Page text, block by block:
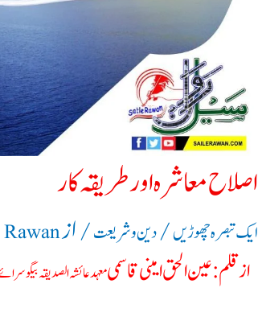
اصلاح معاشرہ اورطریقہ کار
ایک تبصرہ چھوڑیں/دین و شریعت/ از
ازقلم: عین الحق امینی قاسمیمعہد عائشہ الصدیقہ بیگو